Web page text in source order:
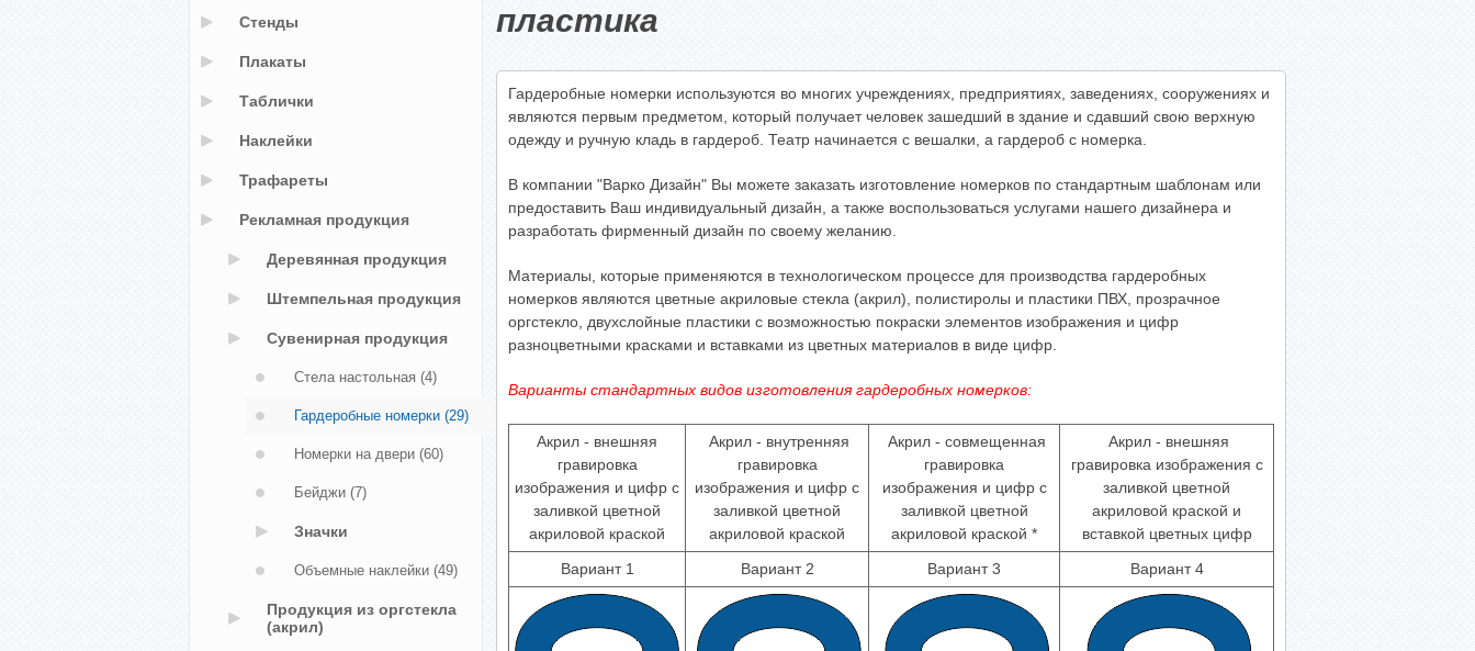
пластика
Гардеробные номерки используются во многих учреждениях, предприятиях, заведениях, сооружениях и
являются первым предметом, который получает человек зашедший в здание и сдавший свою верхную
одежду и ручную кладь в гардероб. Театр начинается с вешалки, а гардероб с номерка.
В компании "Варко Дизайн" Вы можете заказать изготовление номерков по стандартным шаблонам или
предоставить Ваш индивидуальный дизайн, а также воспользоваться услугами нашего дизайнера и
разработать фирменный дизайн по своему желанию.
Материалы, которые применяются в технологическом процессе для производства гардеробных
номерков являются цветные акриловые стекла (акрил), полистиролы и пластики ПВХ, прозрачное
оргстекло, двухслойные пластики с возможностью покраски элементов изображения и цифр
разноцветными красками и вставками из цветных материалов в виде цифр.
Варианты стандартных видов изготовления гардеробных номерков:
Акрил - внешняя
гравировка
изображения и цифр с
заливкой цветной
акриловой краской
Акрил - внутренняя
гравировка
изображения и цифр с
заливкой цветной
акриловой краской
Акрил - совмещенная
гравировка
изображения и цифр с
заливкой цветной
акриловой краской *
Акрил - внешняя
гравировка изображения с
заливкой цветной
акриловой краской и
вставкой цветных цифр
Вариант 1
Вариант 2 Вариант 3 Вариант 4
Стенды
Плакаты
Таблички
Наклейки
Трафареты
Рекламная продукция
Деревянная продукция
Штемпельная продукция
Сувенирная продукция
Стела настольная (4)
Гардеробные номерки (29)
Номерки на двери (60)
Бейджи (7)
Значки
Объемные наклейки (49)
Продукция из оргстекла
(акрил)